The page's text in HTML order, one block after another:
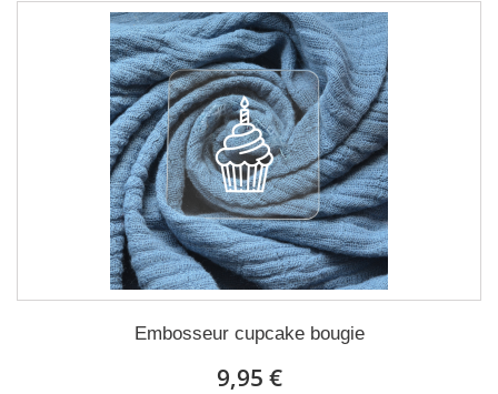
Embosseur cupcake bougie
9,95 €